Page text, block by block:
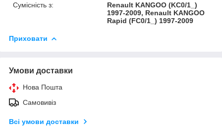
Сумісність з:
Renault KANGOO (KC0/1_)
1997-2009, Renault KANGOO
Rapid (FC0/1_) 1997-2009
Приховати
Умови доставки
Нова Пошта
Самовивіз
Всі умови доставки